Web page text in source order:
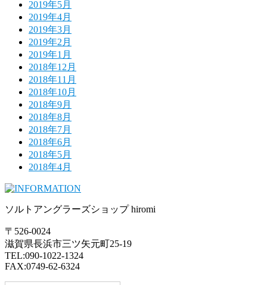
2019年5月
2019年4月
2019年3月
2019年2月
2019年1月
2018年12月
2018年11月
2018年10月
2018年9月
2018年8月
2018年7月
2018年6月
2018年5月
2018年4月
ソルトアングラーズショップ hiromi
〒526-0024
滋賀県長浜市三ツ矢元町25-19
TEL:090-1022-1324
FAX:0749-62-6324